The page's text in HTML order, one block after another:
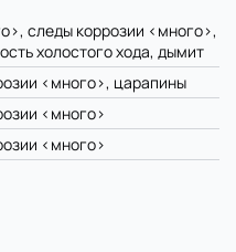
следы коррозии <много>,
холостого хода, дымит
<много>, царапины
<много>
<много>